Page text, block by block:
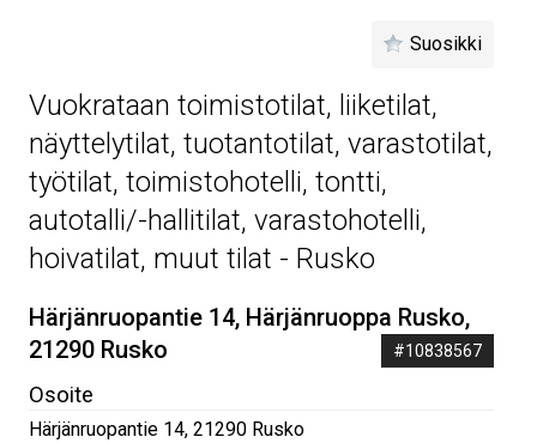
Suosikki
Vuokrataan toimistotilat, liiketilat,
näyttelytilat, tuotantotilat, varastotilat,
työtilat, toimistohotelli, tontti,
autotalli/-hallitilat, varastohotelli,
hoivatilat, muut tilat - Rusko
Härjänruopantie 14, Härjänruoppa Rusko,
21290 Rusko
#10838567
Osoite
Härjänruopantie 14, 21290 Rusko